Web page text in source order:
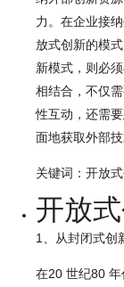
力。在企业接
放式创新的模
新模式，则必
相结合，不仅
性互动，还需
面地获取外部技
关键词：开放
开放
1 、从封闭式
在20 世纪80